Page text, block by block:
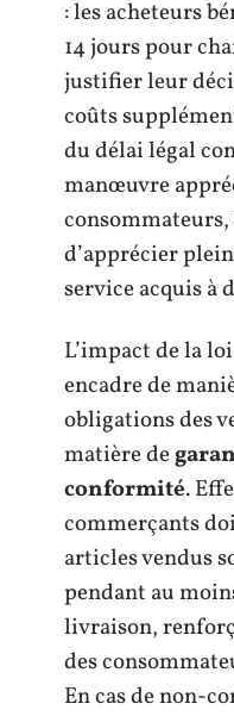
: les acheteurs
14 jours pour
justifier leur
coûts
du délai légal
manœuvre
d’apprécier
service acquis à
L’impact de la
encadre de
obligations des
matière de
conformité.
commerçants
articles vendus
pendant au
livraison,
des
En cas de non-